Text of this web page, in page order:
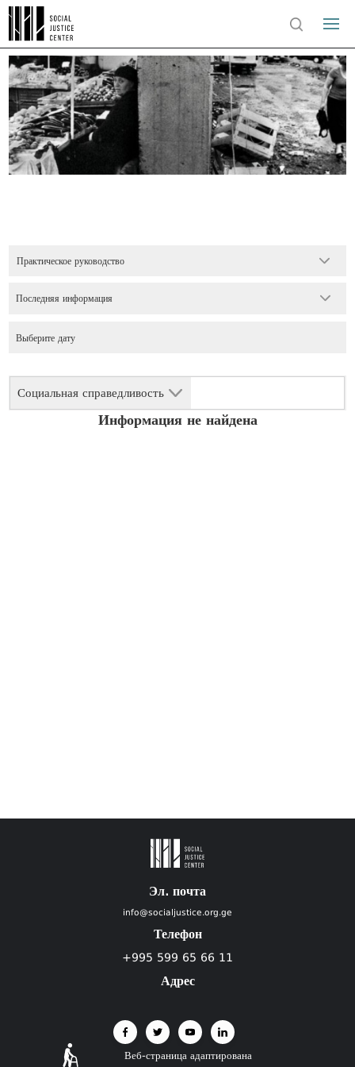
Практическое руководство
Социальная справедливость
Последняя информация
Информация не найдена
Эл. почта
info@socialjustice.org.ge
Телефон
+995 599 65 66 11
Адрес
Веб-страница адаптирована